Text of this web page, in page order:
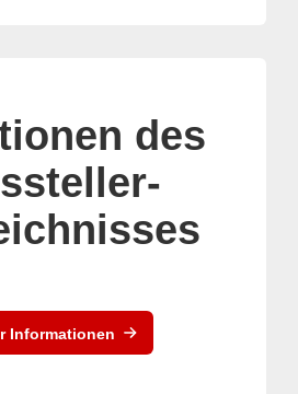
des
Informationen